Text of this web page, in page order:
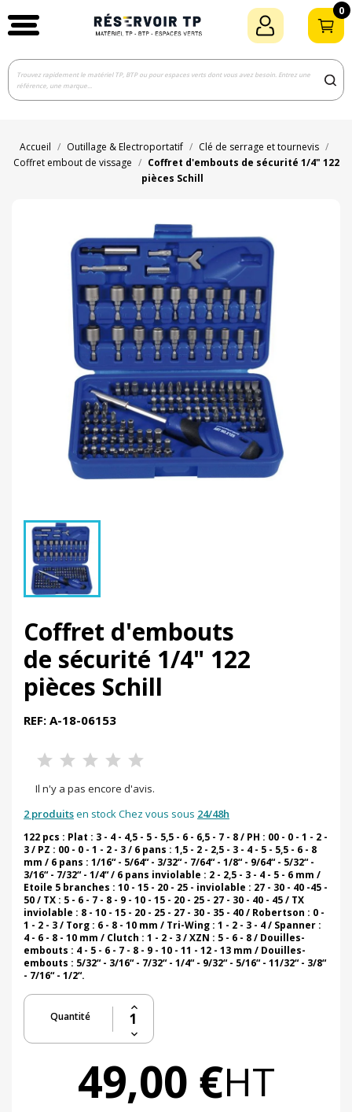
0
Accueil Outillage & Electroportatif
Clé de serrage et tournevis
Coffret embout de vissage
Coffret d'embouts de sécurité 1/4" 122
pièces Schill
Coffret d'embouts
de sécurité 1/4" 122
pièces Schill
REF: A-18-06153
Il n'y a pas encore d'avis.
2 produitsen stock Chez vous sous 24/48h
122 pcs : Plat : 3 - 4 - 4,5 - 5 - 5,5 - 6 - 6,5 - 7 - 8 / PH : 00 - 0 - 1 - 2 -
3 / PZ : 00 - 0 - 1 - 2 - 3 / 6 pans : 1,5 - 2 - 2,5 - 3 - 4 - 5 - 5,5 - 6 - 8
mm / 6 pans : 1/16“ - 5/64“ - 3/32“ - 7/64“ - 1/8“ - 9/64“ - 5/32“ -
3/16“ - 7/32“ - 1/4“ / 6 pans inviolable : 2 - 2,5 - 3 - 4 - 5 - 6 mm /
Etoile 5 branches : 10 - 15 - 20 - 25 - inviolable : 27 - 30 - 40 -45 -
50 / TX : 5 - 6 - 7 - 8 - 9 - 10 - 15 - 20 - 25 - 27 - 30 - 40 - 45 / TX
inviolable : 8 - 10 - 15 - 20 - 25 - 27 - 30 - 35 - 40 / Robertson : 0 -
1 - 2 - 3 / Torg : 6 - 8 - 10 mm / Tri-Wing : 1 - 2 - 3 - 4 / Spanner :
4 - 6 - 8 - 10 mm / Clutch : 1 - 2 - 3 / XZN : 5 - 6 - 8 / Douilles-
embouts : 4 - 5 - 6 - 7 - 8 - 9 - 10 - 11 - 12 - 13 mm / Douilles-
embouts : 5/32“ - 3/16“ - 7/32“ - 1/4“ - 9/32“ - 5/16“ - 11/32“ - 3/8“
- 7/16“ - 1/2“.
Quantité
49,00 €HT